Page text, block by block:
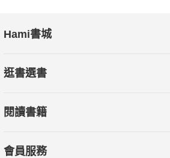
Hami書城
逛書選書
閱讀書籍
會員服務